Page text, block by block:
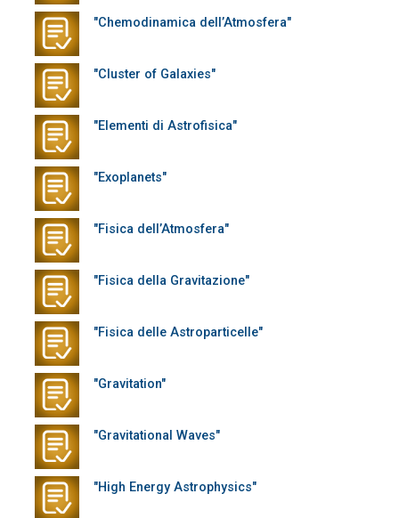
"Chemodinamica dell’Atmosfera"
"Cluster of Galaxies"
"Elementi di Astrofisica"
"Exoplanets"
"Fisica dell’Atmosfera"
"Fisica della Gravitazione"
"Fisica delle Astroparticelle"
"Gravitation"
"Gravitational Waves"
"High Energy Astrophysics"